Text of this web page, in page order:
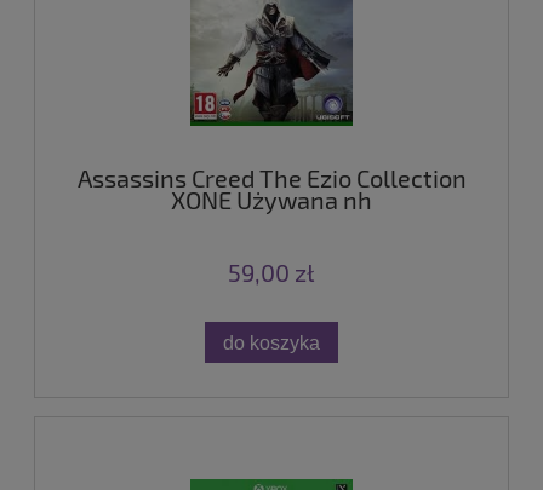
Assassins Creed The Ezio Collection
XONE Używana nh
59,00 zł
do koszyka